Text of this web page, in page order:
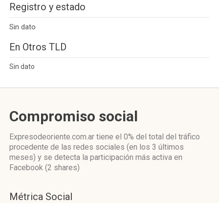
Registro y estado
Sin dato
En Otros TLD
Sin dato
Compromiso social
Expresodeoriente.com.ar tiene el 0% del total del tráfico
procedente de las redes sociales (en los 3 últimos
meses) y se detecta la participación más activa en
Facebook (2 shares)
Métrica Social